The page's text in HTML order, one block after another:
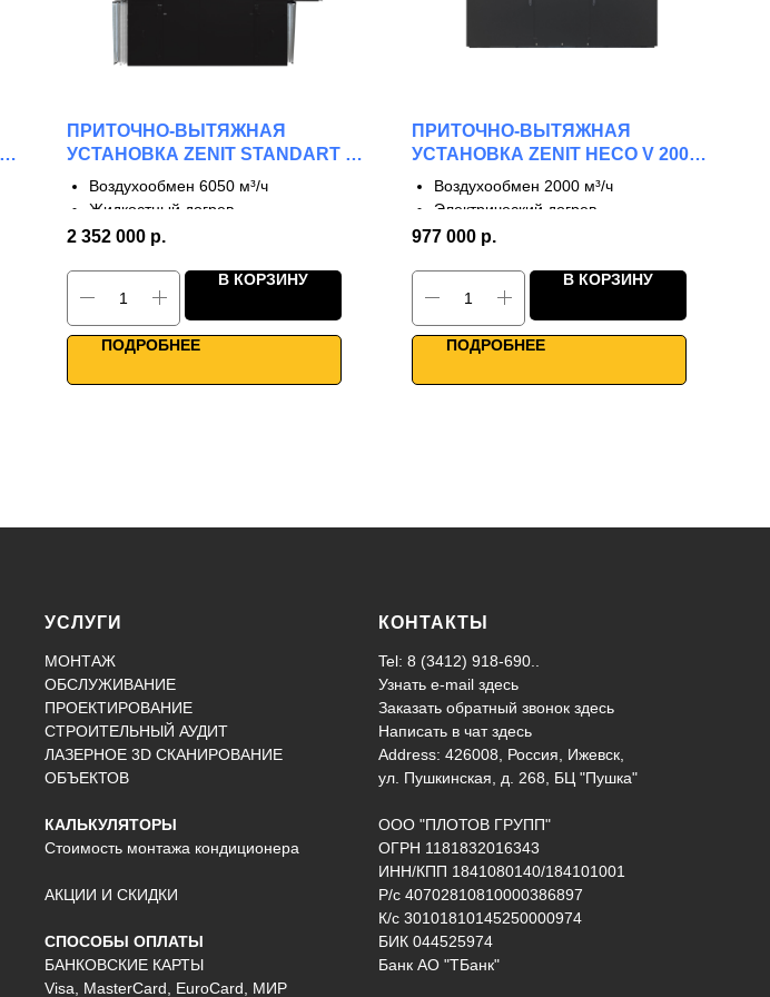
ПРИТОЧНО-ВЫТЯЖНАЯ
УСТАНОВКА ZENIT STANDART S
6050 W
Воздухообмен 6050 м³/ч
Жидкостный догрев
2 ступени рекуперации
Каркасно-панельная конструкция
Для промышленности
Умное управление
2 352 000 р.
В КОРЗИНУ
ПОДРОБНЕЕ
ПРИТОЧНО-ВЫТЯЖНАЯ
УСТАНОВКА ZENIT HECO V 2000
Воздухообмен 2000 м³/ч
Электрический догрев
3 ступени рекуперации
Однонаправленные фланцы
Профессиональная серия
Умное управление
977 000 р.
В КОРЗИНУ
ПОДРОБНЕЕ
УСЛУГИ
МОНТАЖ
ОБСЛУЖИВАНИЕ
ПРОЕКТИРОВАНИЕ
СТРОИТЕЛЬНЫЙ АУДИТ
ЛАЗЕРНОЕ 3D СКАНИРОВАНИЕ
ОБЪЕКТОВ
КАЛЬКУЛЯТОРЫ
Стоимость монтажа кондиционера
АКЦИИ И СКИДКИ
СПОСОБЫ ОПЛАТЫ
БАНКОВСКИЕ КАРТЫ
Visa, MasterCard, EuroCard, МИР
КОНТАКТЫ
Tel: 8 (3412) 918-690..
Узнать e-mail здесь
Заказать обратный звонок здесь
Написать в чатздесь
Address: 426008, Россия, Ижевск,
ул. Пушкинская, д. 268, БЦ "Пушка"
ООО "ПЛОТОВ ГРУПП"
ОГРН 1181832016343
ИНН/КПП 1841080140/184101001
Р/с 40702810810000386897
К/с 30101810145250000974
БИК 044525974
Банк АО "ТБанк"